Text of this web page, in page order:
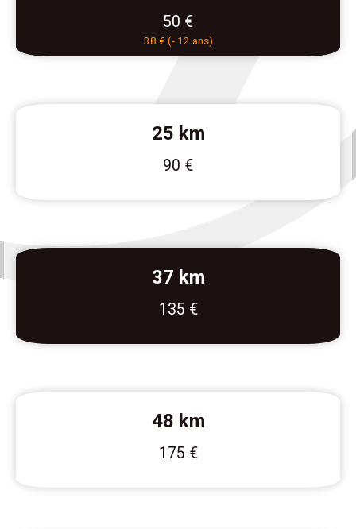
50 €
38 € (- 12 ans)
25 km
90 €
37 km
135 €
48 km
175 €